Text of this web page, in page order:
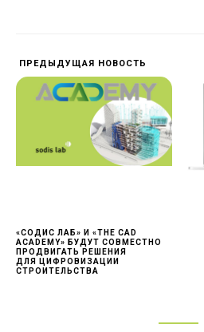
ПРЕДЫДУЩАЯ НОВОСТЬ
«СОДИС ЛАБ» И «THE CAD
ACADEMY» БУДУТ СОВМЕСТНО
ПРОДВИГАТЬ РЕШЕНИЯ
ДЛЯ ЦИФРОВИЗАЦИИ
СТРОИТЕЛЬСТВА